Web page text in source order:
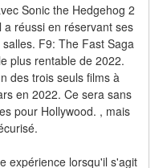
Sonic the Hedgehog 2
réussi en réservant ses
F9: The Fast Saga
plus rentable de 2022.
des trois seuls films à
en 2022. Ce sera sans
pour Hollywood. , mais
expérience lorsqu'il s'agit